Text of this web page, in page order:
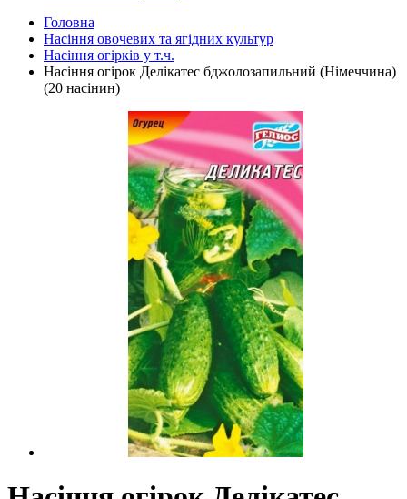
Головна
Насіння овочевих та ягідних культур
Насіння огірків у т.ч.
Насіння огірок Делікатес бджолозапильний (Німеччина)
(20 насінин)